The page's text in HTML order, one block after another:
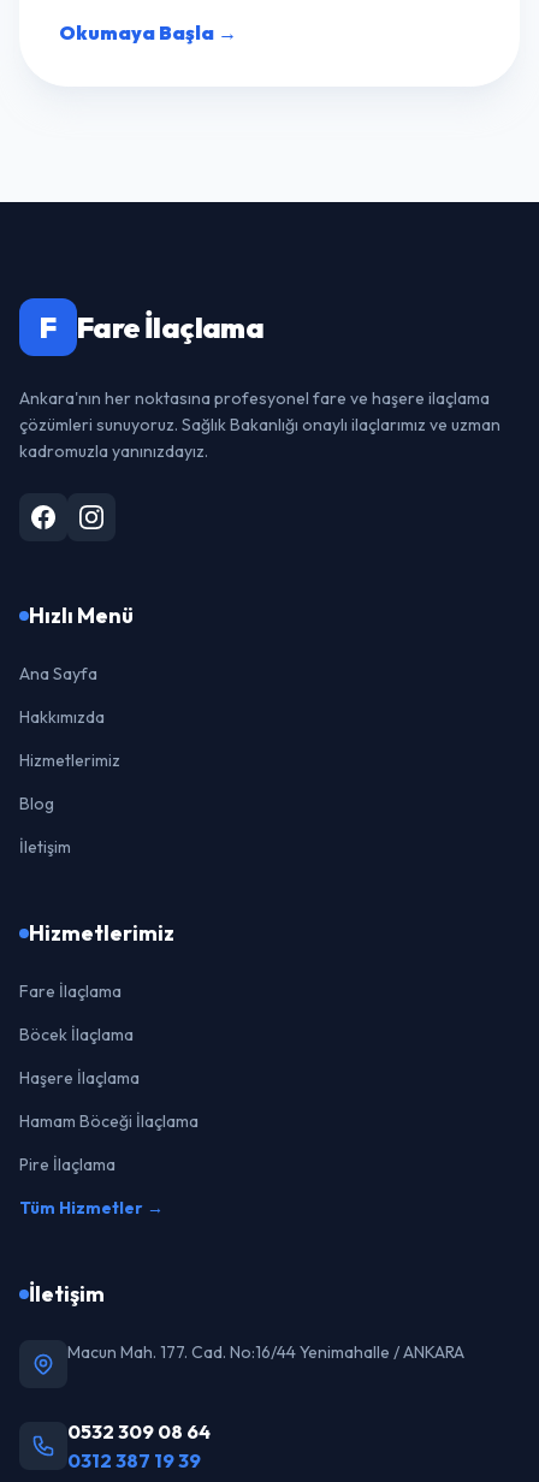
Okumaya Başla →
F Fare İlaçlama
Ankara'nın her noktasına profesyonel fare ve haşere ilaçlama
çözümleri sunuyoruz. Sağlık Bakanlığı onaylı ilaçlarımız ve uzman
kadromuzla yanınızdayız.
Hızlı Menü
Ana Sayfa
Hakkımızda
Hizmetlerimiz
Blog
İletişim
Hizmetlerimiz
Fare İlaçlama
Böcek İlaçlama
Haşere İlaçlama
Hamam Böceği İlaçlama
Pire İlaçlama
Tüm Hizmetler →
İletişim
Macun Mah. 177. Cad. No:16/44 Yenimahalle / ANKARA
0532 309 08 64
0312 387 19 39